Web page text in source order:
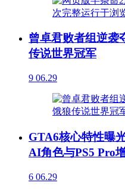
曾卓君败者组逆袭
传说世界冠军
9 06.29
GTA6核心特性曝
AI角色与PS5 Pro
6 06.29